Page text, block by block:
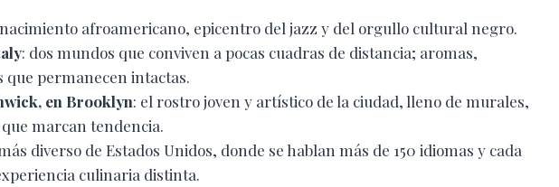
afroamericano, epicentro del jazz y del orgullo cultural negro.
: dos mundos que conviven a pocas cuadras de distancia; aromas,
que permanecen intactas.
en Brooklyn: el rostro joven y artístico de la ciudad, lleno de murales,
marcan tendencia.
diverso de Estados Unidos, donde se hablan más de 150 idiomas y cada
culinaria distinta.